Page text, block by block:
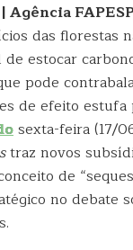
das florestas
estocar
pode
de efeito estufa
sexta-feira (17/
traz novos
de
no debate